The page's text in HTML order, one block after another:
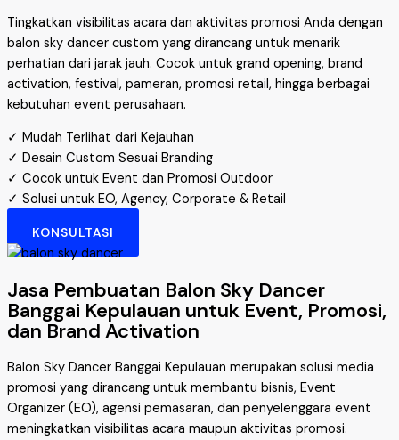
Tingkatkan visibilitas acara dan aktivitas promosi Anda dengan
balon sky dancer custom yang dirancang untuk menarik
perhatian dari jarak jauh. Cocok untuk grand opening, brand
activation, festival, pameran, promosi retail, hingga berbagai
kebutuhan event perusahaan.
✓ Mudah Terlihat dari Kejauhan
✓ Desain Custom Sesuai Branding
✓ Cocok untuk Event dan Promosi Outdoor
✓ Solusi untuk EO, Agency, Corporate & Retail
KONSULTASI
Jasa Pembuatan Balon Sky Dancer
Banggai Kepulauan untuk Event, Promosi,
dan Brand Activation
Balon Sky Dancer Banggai Kepulauan merupakan solusi media
promosi yang dirancang untuk membantu bisnis, Event
Organizer (EO), agensi pemasaran, dan penyelenggara event
meningkatkan visibilitas acara maupun aktivitas promosi.